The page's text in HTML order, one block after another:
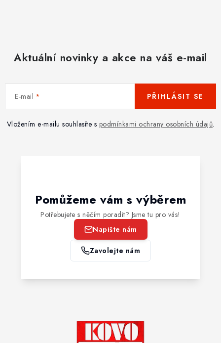
Aktuální novinky a akce na váš e-mail
E-mail
Vložením e-mailu souhlasíte s podmínkami ochrany osobních údajů.
PŘIHLÁSIT SE
Pomůžeme vám s výběrem
Potřebujete s něčím poradit? Jsme tu pro vás!
Napište nám
Zavolejte nám